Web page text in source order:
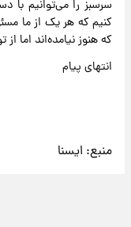
سرسبز را می‌توانیم با
کنیم که هر یک از ما
که هنوز نیامده‌اند اما از
انتهای پیام
منبع: ایسنا